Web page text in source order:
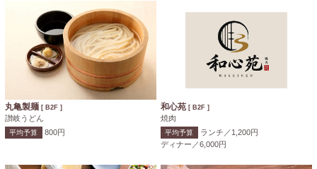
丸亀製麺 [ B2F ]
讃岐うどん
平均予算 800円
和心苑 [ B2F ]
焼肉
平均予算
ランチ／1,200円
ディナー／6,000円